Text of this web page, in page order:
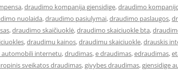
,draudimo kompanija gjensidige,draudimo
nuolaida,draudimo pasiulymai,draudimo paslaugos,
,draudimo skaičiuoklė,draudimo skaiciuokle bta,
,draudimu kainos,draudimu skaiciuokle,drauskis
automobili internetu,drudimas,e draudimas,edraudimas,
sveikatos draudimas,givybes draudimas,gjensidige